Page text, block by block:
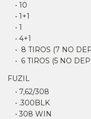
• 10
• 1+1
• 1
• 4+1
• 8 TIROS (7 NO
• 6 TIROS (5 NO
FUZIL
• 7,62/308
• .300BLK
• 308 WIN